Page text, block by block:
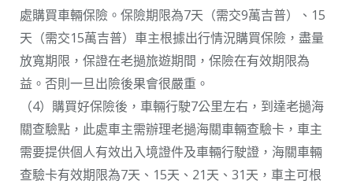
處購買車輛保險。保險期限為7天（需交9萬吉普）、15
天（需交15萬吉普）車主根據出行情況購買保險，盡量
放寬期限，保證在老撾旅遊期間，保險在有效期限為
益。否則一旦出險後果會很嚴重。
（4）購買好保險後，車輛行駛7公里左右，到達老撾海
關查驗點，此處車主需辦理老撾海關車輛查驗卡，車主
需要提供個人有效出入境證件及車輛行駛證，海關車輛
查驗卡有效期限為7天、15天、21天、31天，車主可根